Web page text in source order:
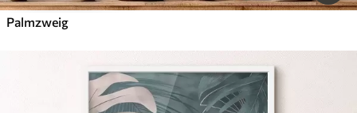
Palmzweig